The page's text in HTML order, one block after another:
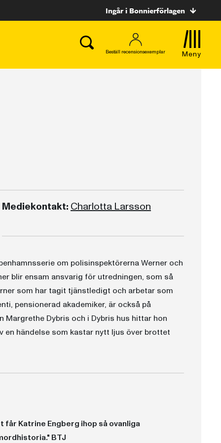
Ingår i Bonnierförlagen
Beställ recensionsexemplar Meny
Mediekontakt:Charlotta Larsson
om polisinspektörerna Werner och
blir ensam ansvarig för utredningen, som så
som har tagit tjänstledigt och arbetar som
pensionerad akademiker, är också på
Margrethe Dybris och i Dybris hus hittar hon
en händelse som kastar nytt ljus över brottet
Katrine Engberg ihop så ovanliga
BTJ